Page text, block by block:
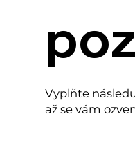
Vyplňte
až se vám